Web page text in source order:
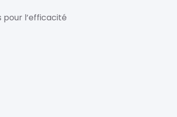
l’efficacité